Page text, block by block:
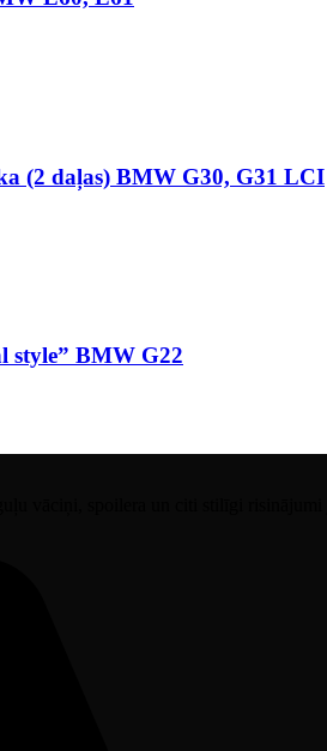
(2 daļas) BMW G30, G31 LCI
style” BMW G22